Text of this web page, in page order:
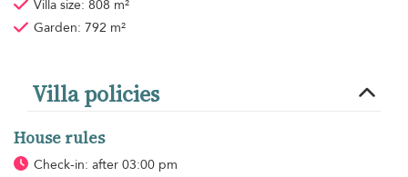
Villa size: 808 m²
Garden: 792 m²
Villa policies
House rules
Check-in: after 03:00 pm